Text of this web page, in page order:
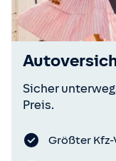
Sicher
Preis.
Größter